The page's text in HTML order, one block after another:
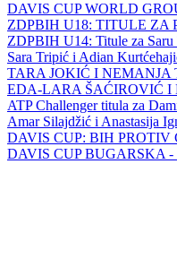
DAVIS CUP WORLD
ZDPBIH U18: TITULE ZA
ZDPBIH U14: Titule za
Sara Tripić i Adian
TARA JOKIĆ I NEMANJA
EDA-LARA ŠAĆIROVIĆ I
ATP Challenger titula za
Amar Silajdžić i Anastasija
DAVIS CUP: BIH PROTIV
DAVIS CUP BUGARSKA